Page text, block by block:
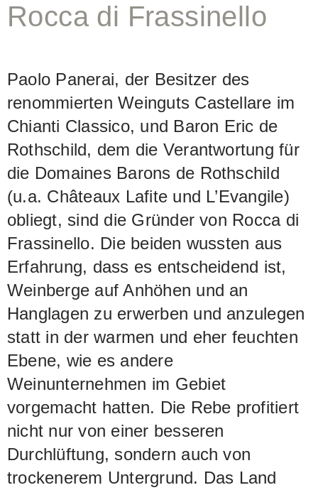
mineralische Spannkraft, die Rasse
bevor. Die Trauben werden zwei
Wochen im Stahltank gekeltert, der
Wein 14 Monate lang in neuen
französischen Barriques ausgebaut und
dann in rund 3000 Flaschen abgefüllt.
Rocca di Frassinello
Paolo Panerai, der Besitzer des
renommierten Weinguts Castellare im
Chianti Classico, und Baron Eric de
Rothschild, dem die Verantwortung für
die Domaines Barons de Rothschild
(u.a. Châteaux Lafite und L’Evangile)
obliegt, sind die Gründer von Rocca di
Frassinello. Die beiden wussten aus
Erfahrung, dass es entscheidend ist,
Weinberge auf Anhöhen und an
Hanglagen zu erwerben und anzulegen
statt in der warmen und eher feuchten
Ebene, wie es andere
Weinunternehmen im Gebiet
vorgemacht hatten. Die Rebe profitiert
nicht nur von einer besseren
Durchlüftung, sondern auch von
trockenerem Untergrund. Das Land